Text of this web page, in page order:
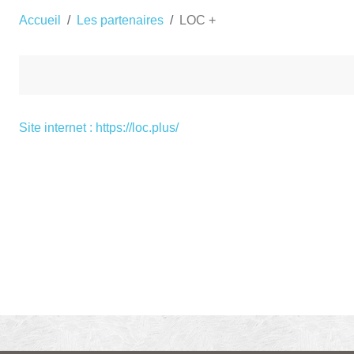
Accueil Les partenaires LOC +
Site internet : https://loc.plus/